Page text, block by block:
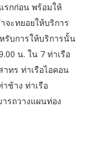
รกก่อน พร้อมให้
จะทยอยให้บริการ
รับการให้บริการนั้น
น. ใน 7 ท่าเรือ
ทร ท่าเรือไอคอน
ช้าง ท่าเรือ
รถวางแผนท่อง